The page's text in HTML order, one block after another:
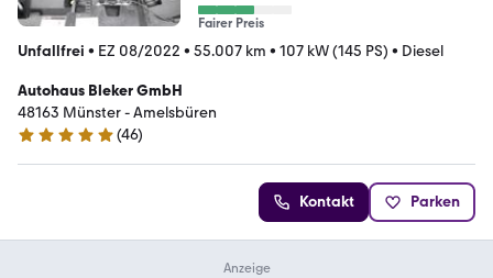
Fairer Preis
Unfallfrei • EZ 08/2022 • 55.007 km • 107 kW (145 PS) • Diesel
Autohaus Bleker GmbH
48163 Münster - Amelsbüren
4.9 Sterne
(46)
Kontakt Parken